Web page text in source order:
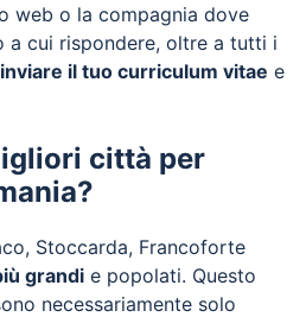
web o la compagnia dove
a cui rispondere, oltre a tutti i
inviare il tuo curriculum vitae e
città per
Stoccarda, Francoforte
grandi e popolati. Questo
necessariamente solo